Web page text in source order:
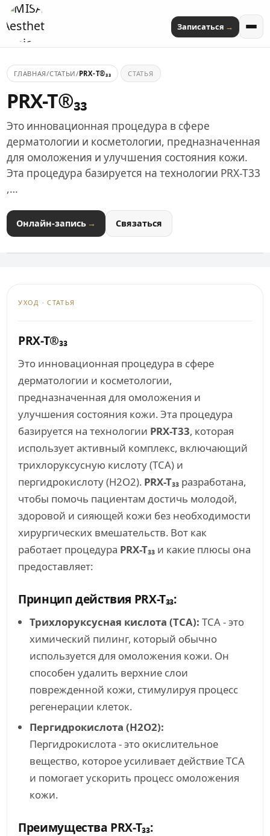
Записаться
ГЛАВНАЯ/СТАТЬИ/PRX-T®₃₃ СТАТЬЯ
PRX-T®₃₃
Это инновационная процедура в сфере
дерматологии и косметологии, предназначенная
для омоложения и улучшения состояния кожи.
Эта процедура базируется на технологии PRX-T33
,…
Онлайн-запись Связаться
УХОД · СТАТЬЯ
PRX-T®₃₃
Это инновационная процедура в сфере
дерматологии и косметологии,
предназначенная для омоложения и
улучшения состояния кожи. Эта процедура
базируется на технологии PRX-T33, которая
использует активный комплекс, включающий
трихлоруксусную кислоту (TCA) и
пергидрокислоту (H2O2). PRX-T₃₃ разработана,
чтобы помочь пациентам достичь молодой,
здоровой и сияющей кожи без необходимости
хирургических вмешательств. Вот как
работает процедура PRX-T₃₃ и какие плюсы она
предоставляет:
Принцип действия PRX-T₃₃:
Трихлоруксусная кислота (TCA): TCA - это
химический пилинг, который обычно
используется для омоложения кожи. Он
способен удалить верхние слои
поврежденной кожи, стимулируя процесс
регенерации клеток.
Пергидрокислота (H2O2):
Пергидрокислота - это окислительное
вещество, которое усиливает действие TCA
и помогает ускорить процесс омоложения
кожи.
Преимущества PRX-T₃₃: